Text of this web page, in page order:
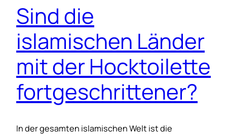
Sind die
islamischen Länder
mit der Hocktoilette
fortgeschrittener?
In der gesamten islamischen Welt ist die